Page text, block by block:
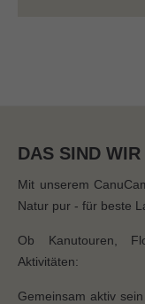
DAS SIND WIR
Mit unserem
Natur pur - für beste
Ob Kanutouren,
Aktivitäten:
Gemeinsam aktiv